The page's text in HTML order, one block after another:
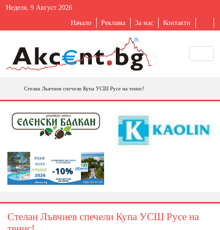
Неделя, 9 Август 2026
Начало Реклама За нас Контакти
Стелан Лъвчиев спечели Купа УСШ Русе на тенис!
Стелан Лъвчиев спечели Купа УСШ Русе на